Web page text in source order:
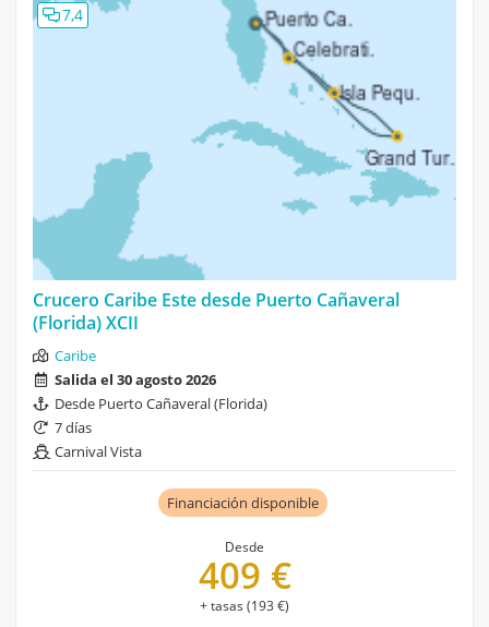
7,4
Crucero Caribe Este desde Puerto Cañaveral
(Florida) XCII
Caribe
Salida el 30 agosto 2026
Desde Puerto Cañaveral (Florida)
7 días
Carnival Vista
Financiación disponible
Desde
409 €
+ tasas (193 €)